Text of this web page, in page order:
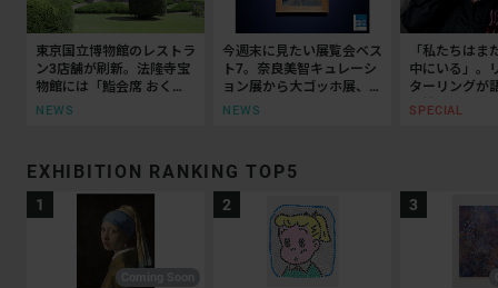
東京国立博物館のレストラ
ン3店舗が刷新。法隆寺宝
物館には「鮨会席 おく
乃」がオープン
NEWS
今週末に見たい展覧会ベス
ト7。奈良美智キュレーシ
ョン展から大ゴッホ展、ボ
ッティチェリまで
NEWS
「私たちはま
中にいる」。
ターリングが
抵抗の50年
SPECIAL
EXHIBITION RANKING TOP5